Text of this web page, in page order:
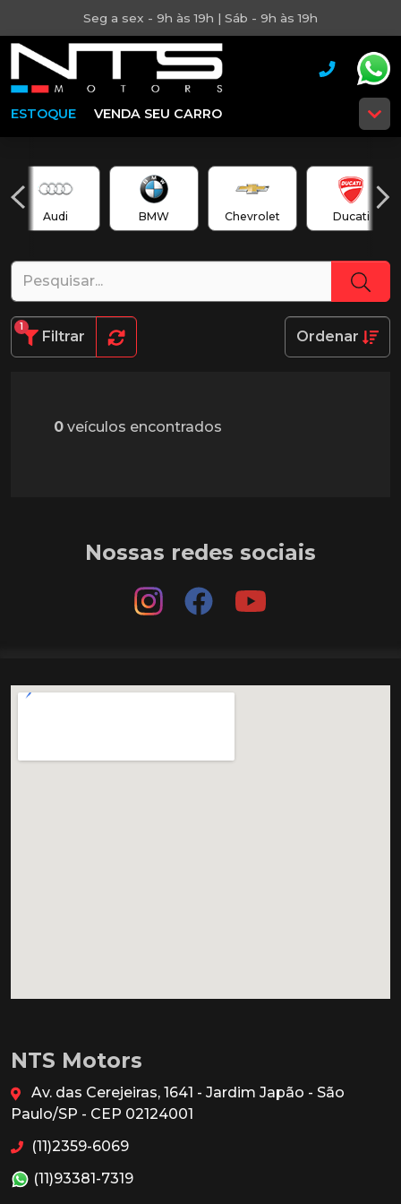
Seg a sex - 9h às 19h | Sáb - 9h às 19h
ESTOQUE VENDA SEU CARRO
Audi BMW Chevrolet Ducati
Filtrar
1
Ordenar
0 veículos encontrados
Nossas redes sociais
NTS Motors
Av. das Cerejeiras, 1641 - Jardim Japão - São
Paulo/SP - CEP 02124001
(11)2359-6069
(11)93381-7319